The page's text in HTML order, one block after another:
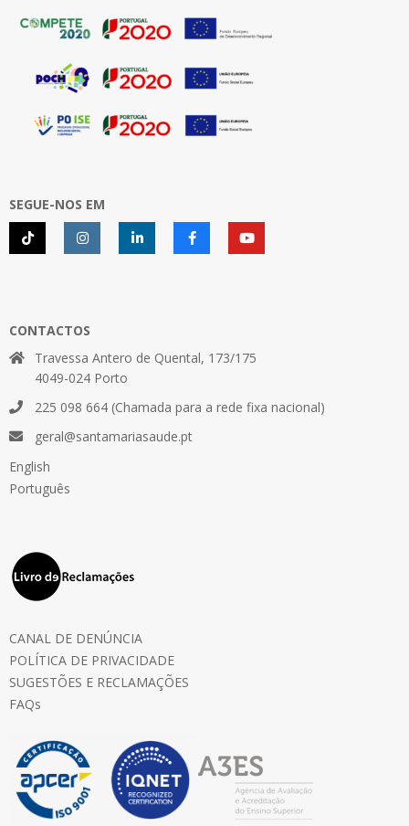
SEGUE-NOS EM
CONTACTOS
Travessa Antero de Quental, 173/175
4049-024 Porto
225 098 664 (Chamada para a rede fixa nacional)
geral@santamariasaude.pt
English
Português
CANAL DE DENÚNCIA
POLÍTICA DE PRIVACIDADE
SUGESTÕES E RECLAMAÇÕES
FAQs